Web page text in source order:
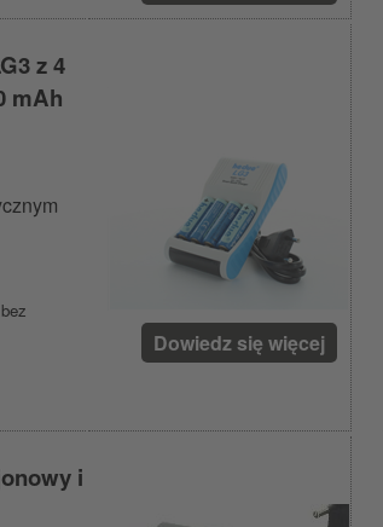
z 4
mAh
Dowiedz się więcej
i